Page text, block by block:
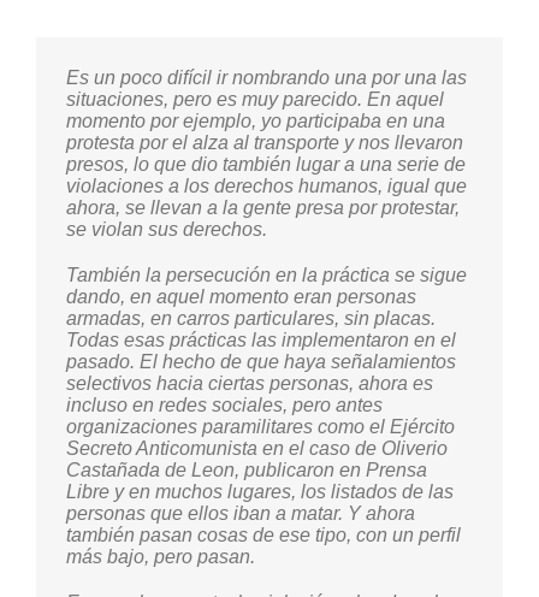
Jovita Tzul
Es un poco difícil ir nombrando una por una las
situaciones, pero es muy parecido. En aquel
momento por ejemplo, yo participaba en una
protesta por el alza al transporte y nos llevaron
presos, lo que dio también lugar a una serie de
violaciones a los derechos humanos, igual que
ahora, se llevan a la gente presa por protestar,
se violan sus derechos.
También la persecución en la práctica se sigue
dando, en aquel momento eran personas
armadas, en carros particulares, sin placas.
Todas esas prácticas las implementaron en el
pasado. El hecho de que haya señalamientos
selectivos hacia ciertas personas, ahora es
incluso en redes sociales, pero antes
organizaciones paramilitares como el Ejército
Secreto Anticomunista en el caso de Oliverio
Castañada de Leon, publicaron en Prensa
Libre y en muchos lugares, los listados de las
personas que ellos iban a matar. Y ahora
también pasan cosas de ese tipo, con un perfil
más bajo, pero pasan.
Esos paralelismos que Carmen ha planteado
están totalmente presentes actualmente. Tal
vez hoy lo nombramos de otra manera, porque
hablamos de la criminalización de la protesta
social, la criminalización a defensores y
defensoras de derechos humanos, de la
violacion a la independencia judicial y otras
situaciones que si las analizamos, en el fondo
mismos que se tenían en época del Conflicto
Armado, entonces es como la ampliación de
esa estrategia contrainsurgente que se busca
aplicar por otros medios en la actualidad.
En ese tiempo, no existían las redes sociales
como decía Carmen, pero todas las campañas
de desprestigio, toda esta generación de
discursos de odio, todas estas agresiones en
contra de víctimas, de personas defensoras de
derechos humanos, es un contexto como el que
se vivía en esa época. Lamentablemente,
nuevamente caemos en que estas acciones se
hacen con el consentimiento de los gobiernos.